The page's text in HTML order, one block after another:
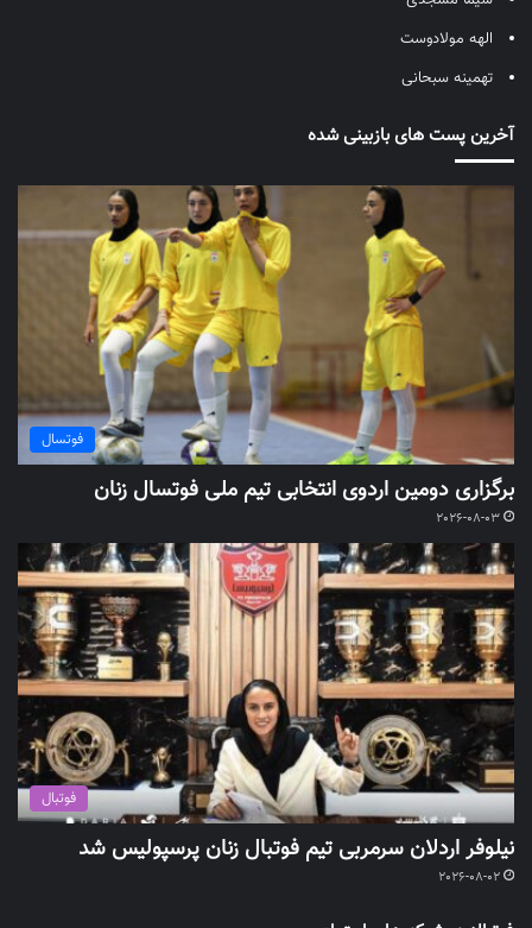
الهه مولادوست
تهمینه سبحانی
آخرین پست های بازبینی شده
فوتسال
برگزاری دومین اردوی انتخابی تیم ملی فوتسال زنان
2026-08-03
فوتبال
نیلوفر اردلان سرمربی تیم فوتبال زنان پرسپولیس شد
2026-08-02